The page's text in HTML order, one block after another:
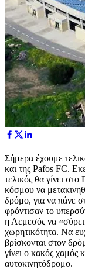
Σήμερα έχουμε
και της Pafos FC.
τελικός θα γίνει
κόσμου να
δρόμο, για να πάνε
φρόντισαν το
η Λεμεσός να
χωρητικότητα. Να
βρίσκονται στον
γίνει ο κακός χαμός
αυτοκινητόδρομο.